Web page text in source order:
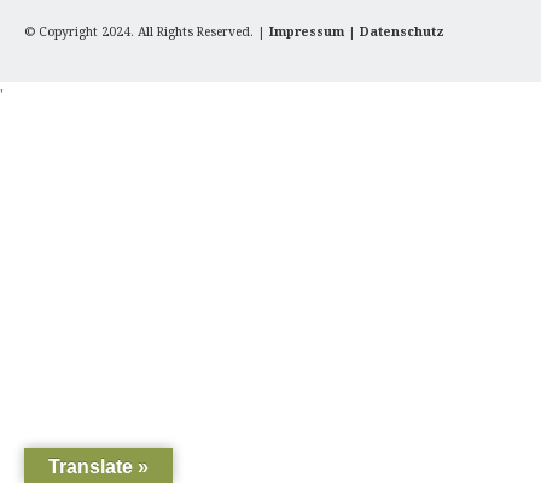
© Copyright 2024. All Rights Reserved. | Impressum | Datenschutz
'
Translate »